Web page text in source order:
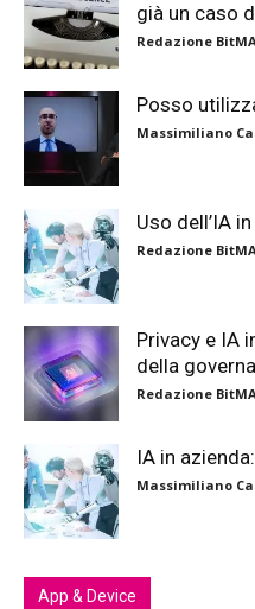
già un caso
Redazione
Posso
Massimiliano
Uso dell’IA
Redazione
Privacy e IA
della
Redazione
IA in
Massimiliano
App & Device